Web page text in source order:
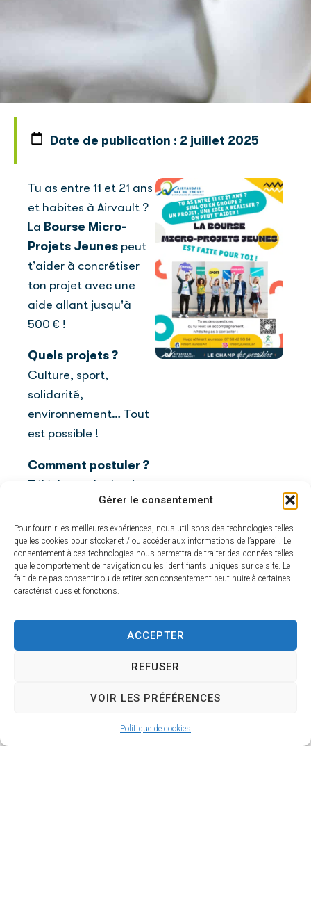
Gérer le consentement
Pour fournir les meilleures expériences, nous utilisons des technologies telles
que les cookies pour stocker et / ou accéder aux informations de l’appareil. Le
consentement à ces technologies nous permettra de traiter des données telles
que le comportement de navigation ou les identifiants uniques sur ce site. Le
fait de ne pas consentir ou de retirer son consentement peut nuire à certaines
caractéristiques et fonctions.
ACCEPTER
REFUSER
VOIR LES PRÉFÉRENCES
Politique de cookies
Date de publication : 2 juillet 2025
Tu as entre 11 et 21 ans
et habites à Airvault ?
La Bourse Micro-
Projets Jeunes peut
t’aider à concrétiser
ton projet avec une
aide allant jusqu'à
500 € !
Quels projets ?
Culture, sport,
solidarité,
environnement… Tout
est possible !
Comment postuler ?
Télécharge le dossier
et envoie-le à :
Adresse :33, Place
des Promenades,
79600 Airvault
sur le dispositif
https://www.cc-